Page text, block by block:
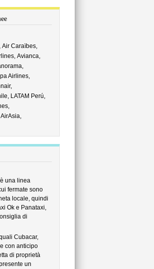
Air Caraïbes,
Avianca,
Airlines,
LATAM Perú,
una linea
fermate sono
locale, quindi
Ok e Panataxi,
di
Cubacar,
con anticipo
di proprietà
un